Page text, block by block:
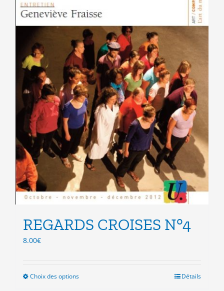
la
page
du
produit
REGARDS CROISES N°4
8.00€
Choix des optionsCe
Détails